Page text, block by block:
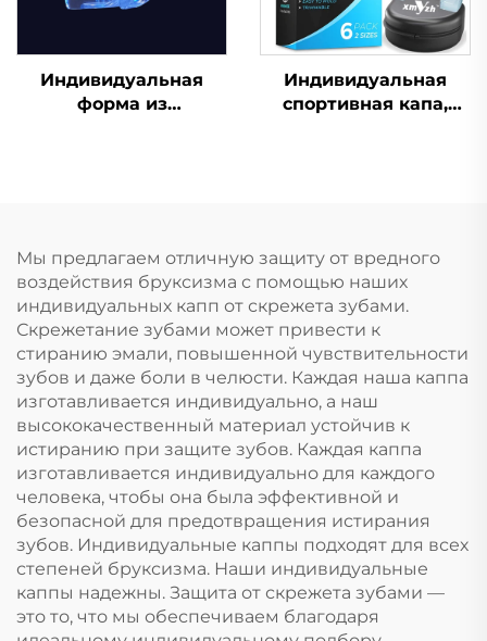
Индивидуальная
форма из
отбеливания зубов с
капой от скрежета
зубами
Индивидуальная
спортивная капа,
Мы предлагаем отличную защиту от вредного
воздействия бруксизма с помощью наших
индивидуальных капп от скрежета зубами.
Скрежетание зубами может привести к
стиранию эмали, повышенной чувствительности
зубов и даже боли в челюсти. Каждая наша каппа
изготавливается индивидуально, а наш
высококачественный материал устойчив к
истиранию при защите зубов. Каждая каппа
изготавливается индивидуально для каждого
человека, чтобы она была эффективной и
безопасной для предотвращения истирания
зубов. Индивидуальные каппы подходят для всех
степеней бруксизма. Наши индивидуальные
каппы надежны. Защита от скрежета зубами —
это то, что мы обеспечиваем благодаря